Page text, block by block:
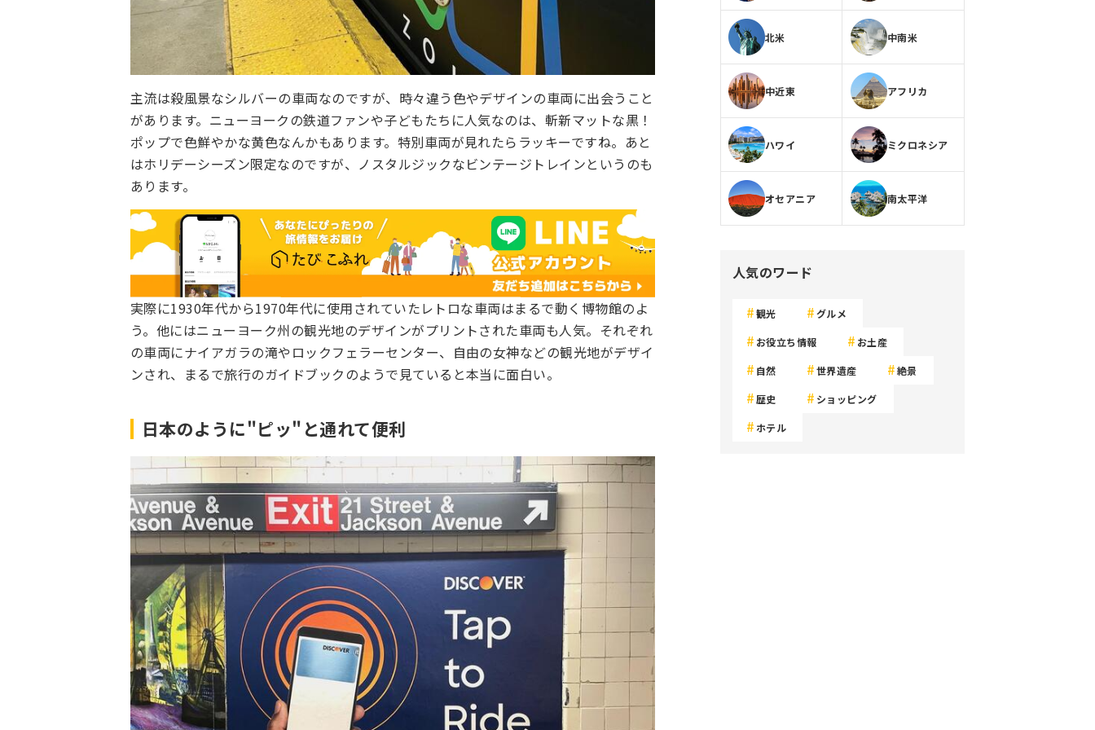
主流は殺風景なシルバーの車両なのですが、時々違う色やデザインの車両に出会うこと
があります。ニューヨークの鉄道ファンや子どもたちに人気なのは、斬新マットな黒！
ポップで色鮮やかな黄色なんかもあります。特別車両が見れたらラッキーですね。あと
はホリデーシーズン限定なのですが、ノスタルジックなビンテージトレインというのも
あります。
実際に1930年代から1970年代に使用されていたレトロな車両はまるで動く博物館のよ
う。他にはニューヨーク州の観光地のデザインがプリントされた車両も人気。それぞれ
の車両にナイアガラの滝やロックフェラーセンター、自由の女神などの観光地がデザイ
ンされ、まるで旅行のガイドブックのようで見ていると本当に面白い。
日本のように"ピッ"と通れて便利
北米 中南米
中近東 アフリカ
ハワイ ミクロネシア
オセアニア 南太平洋
人気のワード
観光 グルメ
お役立ち情報 お土産
自然 世界遺産 絶景
歴史 ショッピング
ホテル